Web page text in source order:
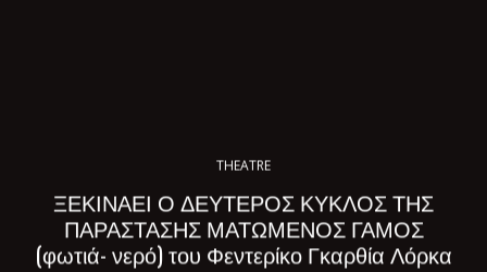
THEATRE
ΞΕΚΙΝΑΕΙ Ο ΔΕΥΤΕΡΟΣ ΚΥΚΛΟΣ ΤΗΣ
ΠΑΡΑΣΤΑΣΗΣ ΜΑΤΩΜΕΝΟΣ ΓΑΜΟΣ
(φωτιά- νερό) του Φεντερίκο Γκαρθία Λόρκα